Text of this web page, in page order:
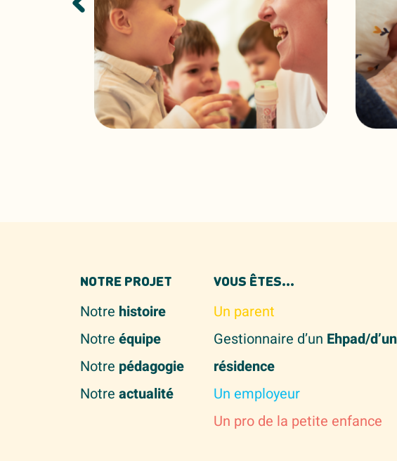
NOTRE PROJET
Notre histoire
Notre équipe
Notre pédagogie
Notre actualité
VOUS ÊTES...
Un parent
Gestionnaire d’un Ehpad/
résidence
Un employeur
Un pro de la petite enfance